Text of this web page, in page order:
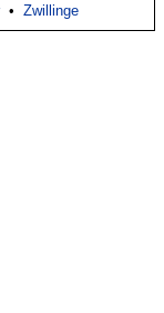
• Zwillinge